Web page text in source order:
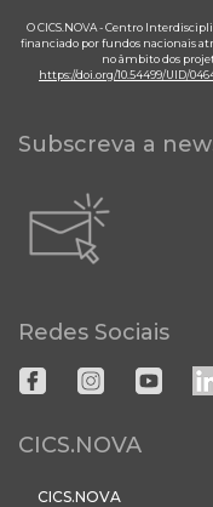
O CICS.NOVA - Centro
financiado por fundos nacionais
no âmbito dos
https://doi.org/10.54499/UID/
Subscreva a
Redes Sociais
CICS.NOVA
CICS.NOVA